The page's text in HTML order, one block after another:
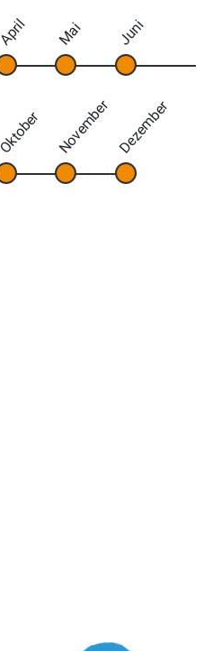
April Mai Juni
Oktober November Dezember